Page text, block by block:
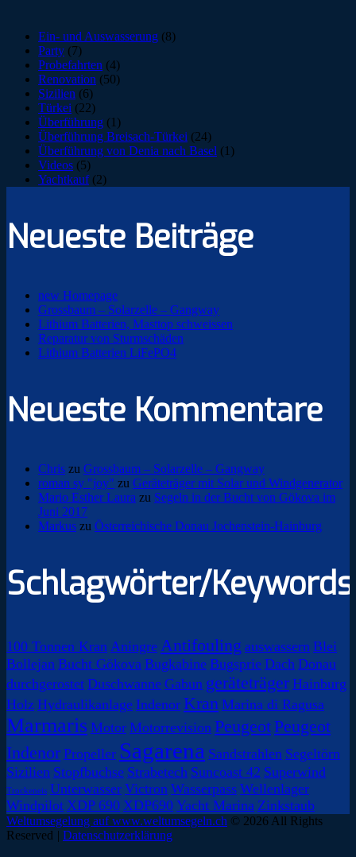
Ein- und Auswasserung (8)
Party (7)
Probefahrten (4)
Renovation (50)
Sizilien (6)
Türkei (22)
Überführung (1)
Überführung Breisach-Türkei (24)
Überführung von Denia nach Basel (1)
Videos (5)
Yachtkauf(2)
Neueste Beiträge
new Homepage
Grossbaum – Solarzelle – Gangway
Lithium Batterien, Masttop schweissen
Reparatur von Sturmschäden
Lithium Batterien LiFePO4
Neueste Kommentare
Chris zu Grossbaum – Solarzelle – Gangway
roman sy "joy" zu Geräteträger mit Solar und Windgenerator
Mario Esther Laura zu Segeln in der Bucht von Gökova im
Juni 2017
Markus zu Österreichische Donau Jochenstein-Hainburg
Schlagwörter/Keywords
100 Tonnen Kran Aningre Antifouling auswassern Blei
Bollejan Bucht Gökova Bugkabine Bugsprie Dach Donau
durchgerostet Duschwanne Gabun geräteträger Hainburg
Holz Hydraulikanlage Indenor Kran Marina di Ragusa
Marmaris Motor Motorrevision PeugeotPeugeot
Indenor Propeller Sagarena Sandstrahlen Segeltörn
Sizilien Stopfbuchse Strabetech Suncoast 42 Superwind
Trockeneis Unterwasser Victron Wasserpass Wellenlager
Windpilot XDP 690 XDP690 Yacht Marina Zinkstaub
Weltumsegelung auf www.weltumsegeln.ch © 2026 All Rights
Reserved | Datenschutzerklärung